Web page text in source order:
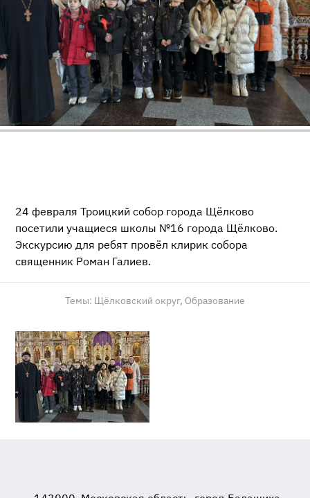
24 февраля Троицкий собор города Щёлково
посетили учащиеся школы №16 города Щёлково.
Экскурсию для ребят провёл клирик собора
священник Роман Галиев.
Темы: Щёлковский округ, Образование